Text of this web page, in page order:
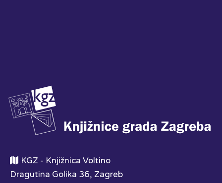
KGZ - Knjižnica Voltino
Dragutina Golika 36, Zagreb